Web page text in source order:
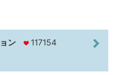
ン 117154